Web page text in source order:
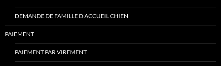
DEMANDE DE FAMILLE D ACCUEIL CHIEN
PAIEMENT
PAIEMENT PAR VIREMENT